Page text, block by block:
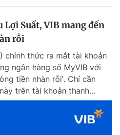
Lợi Suất, VIB mang đến
rỗi
chính thức ra mắt tài khoản
ngân hàng số MyVIB với
tiền nhàn rỗi'. Chỉ cần
trên tài khoản thanh...